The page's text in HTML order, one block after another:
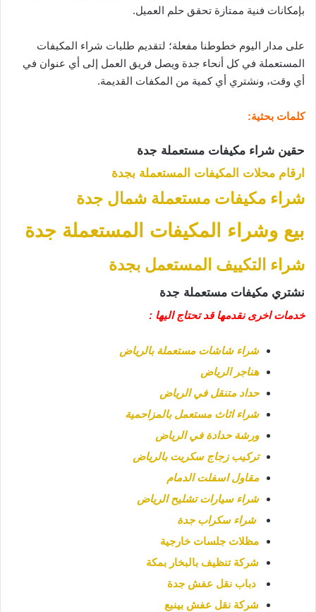
بإمكانات فنية ممتازة تحقق حلم العميل.
على مدار اليوم خطوطنا مفعلة؛ لتقديم طلبات شراء المكيفات
المستعملة في كل أنحاء جدة ويصل فريق العمل إلى أي عنوان في
أي وقت، ونشتري أي كمية من المكفات القديمة.
كلمات بحثية:
حقين شراء مكيفات مستعملة جدة
ارقام محلات المكيفات المستعملة بجدة
شراء مكيفات مستعملة شمال جدة
بيع وشراء المكيفات المستعملة جدة
شراء التكييف المستعمل بجدة
نشتري مكيفات مستعملة جدة
خدمات اخرى نقدمها قد تحتاج اليها :
شراء شاشات مستعملة بالرياض
هناجر الرياض
حداد متنقل في الرياض
شراء اثاث مستعمل بالمزاحمية
ورشة حدادة في الرياض
تركيب زجاج سكريت بالرياض
مقاول اسفلت الدمام
شراء سيارات تشليح الرياض
شراء سكراب جدة
مظلات جلسات خارجية
شركة تنظيف بالبخار بمكة
دباب نقل عفش جدة
شركة نقل عفش بينبع